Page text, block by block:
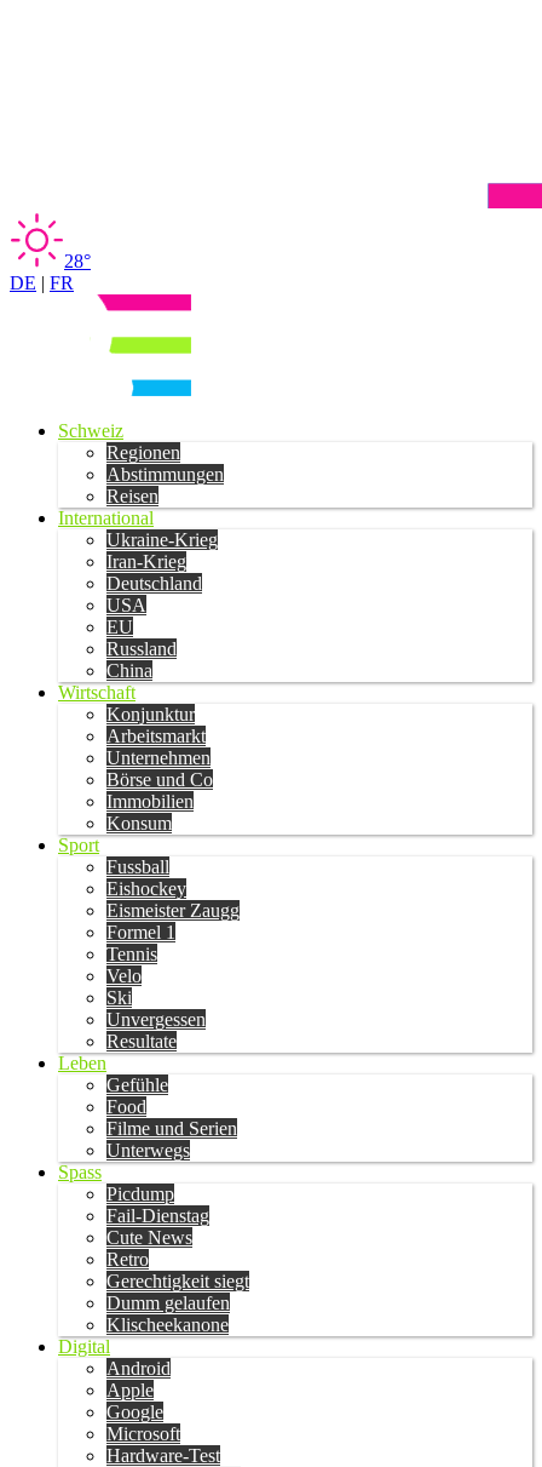
28°
DE | FR
Schweiz
Regionen
Abstimmungen
Reisen
International
Ukraine-Krieg
Iran-Krieg
Deutschland
USA
EU
Russland
China
Wirtschaft
Konjunktur
Arbeitsmarkt
Unternehmen
Börse und Co
Immobilien
Konsum
Sport
Fussball
Eishockey
Eismeister Zaugg
Formel 1
Tennis
Velo
Ski
Unvergessen
Resultate
Leben
Gefühle
Food
Filme und Serien
Unterwegs
Spass
Picdump
Fail-Dienstag
Cute News
Retro
Gerechtigkeit siegt
Dumm gelaufen
Klischeekanone
Digital
Android
Apple
Google
Microsoft
Hardware-Test